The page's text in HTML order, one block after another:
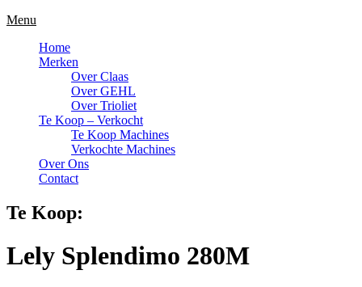
Menu
Home
Merken
Over Claas
Over GEHL
Over Trioliet
Te Koop – Verkocht
Te Koop Machines
Verkochte Machines
Over Ons
Contact
Te Koop:
Lely Splendimo 280M